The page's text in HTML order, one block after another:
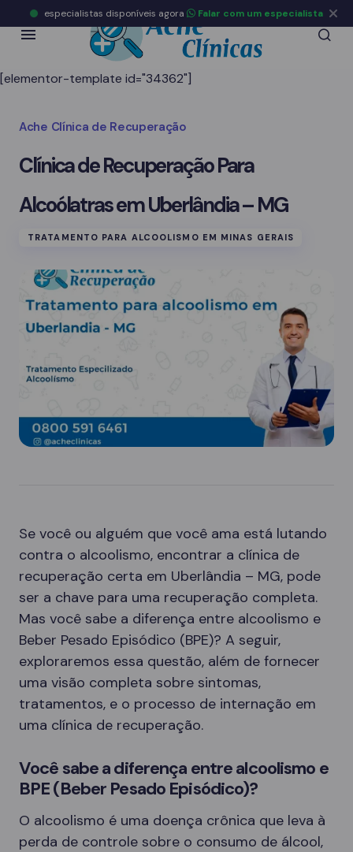
[elementor-template id="34362"]
Ache Clínica de Recuperação
Clínica de Recuperação Para
Alcoólatras em Uberlândia – MG
TRATAMENTO PARA ALCOOLISMO EM MINAS GERAIS
Se você ou alguém que você ama está lutando
contra o alcoolismo, encontrar a clínica de
recuperação certa em Uberlândia – MG, pode
ser a chave para uma recuperação completa.
Mas você sabe a diferença entre alcoolismo e
Beber Pesado Episódico (BPE)? A seguir,
exploraremos essa questão, além de fornecer
uma visão completa sobre sintomas,
tratamentos, e o processo de internação em
uma clínica de recuperação.
Você sabe a diferença entre alcoolismo e
BPE (Beber Pesado Episódico)?
O alcoolismo é uma doença crônica que leva à
perda de controle sobre o consumo de álcool,
especialistas disponíveis agora Falar com um especialista